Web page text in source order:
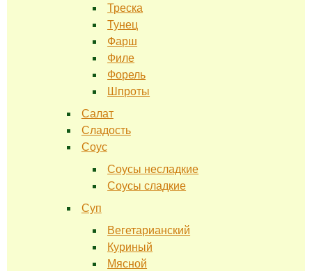
Треска
Тунец
Фарш
Филе
Форель
Шпроты
Салат
Сладость
Соус
Соусы несладкие
Соусы сладкие
Суп
Вегетарианский
Куриный
Мясной